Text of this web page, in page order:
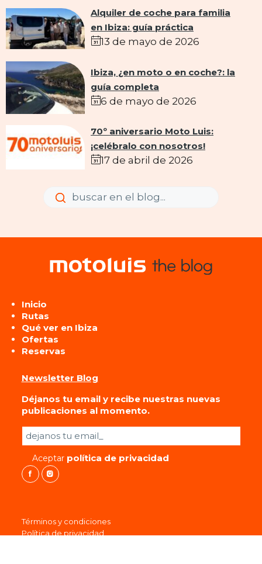
Alquiler de coche para familia
en Ibiza: guía práctica
13 de mayo de 2026
Ibiza, ¿en moto o en coche?: la
guía completa
6 de mayo de 2026
70º aniversario Moto Luis:
¡celébralo con nosotros!
17 de abril de 2026
Enviar
Enviar
Inicio
Rutas
Qué ver en Ibiza
Ofertas
Reservas
Newsletter Blog
Déjanos tu email y recibe nuestras nuevas
publicaciones al momento.
Por favor, deja este campo vacío.
Aceptar política de privacidad
Términos y condiciones
Política de privacidad